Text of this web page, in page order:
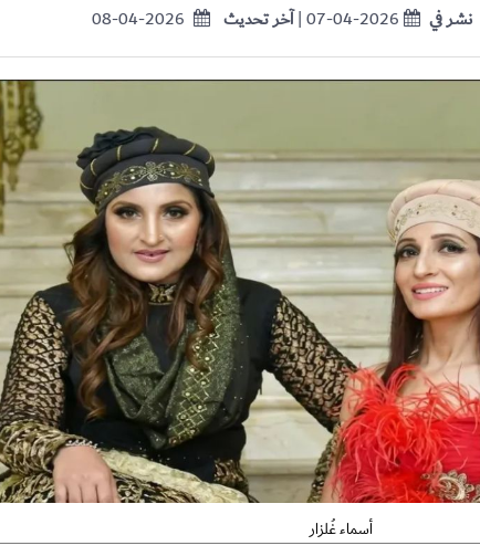
08-04-2026 آخر تحديث| 07-04-2026 نشر في
أسماء غُلزار